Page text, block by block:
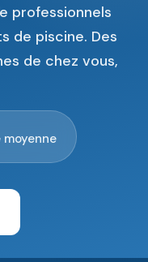
professionnels
de piscine. Des
de chez vous,